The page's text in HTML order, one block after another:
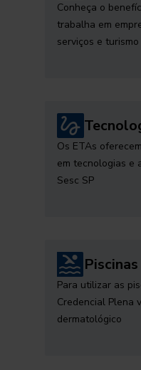
Conheça o
trabalha em
serviços e turismo
Os ETAs
em tecnologias e
Sesc SP
Piscinas
Para utilizar as
Credencial Plena
dermatológico